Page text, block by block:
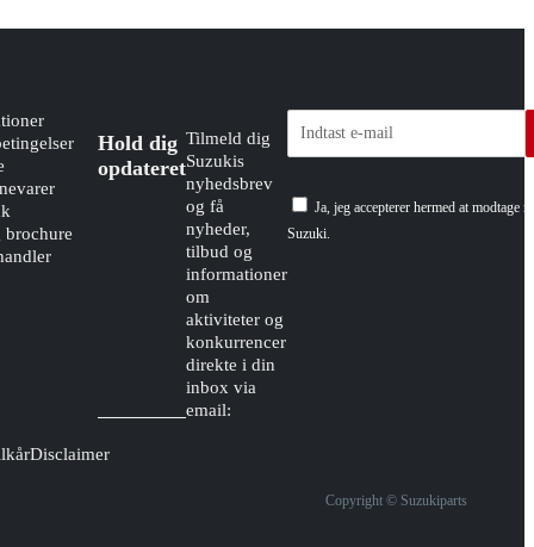
brochure
Hold dig
opdateret
Tilmeld dig
Suzukis
nyhedsbrev
og få
nyheder,
tilbud og
informationer
om
aktiviteter og
konkurrencer
direkte i din
inbox via
email:
Ja, jeg accepterer hermed at modtage
Suzuki.
Disclaimer
Copyright © Suzukiparts